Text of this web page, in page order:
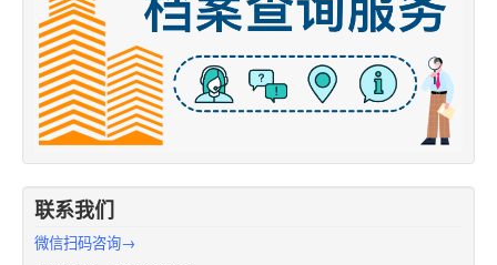
联系我们
微信扫码咨询→